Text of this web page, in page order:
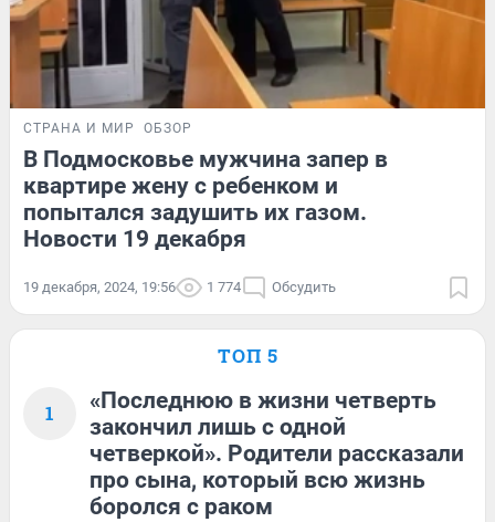
СТРАНА И МИР ОБЗОР
В Подмосковье мужчина запер в
квартире жену с ребенком и
попытался задушить их газом.
Новости 19 декабря
19 декабря, 2024, 19:56 1 774 Обсудить
ТОП 5
1
«Последнюю в жизни четверть
закончил лишь с одной
четверкой». Родители рассказали
про сына, который всю жизнь
боролся с раком